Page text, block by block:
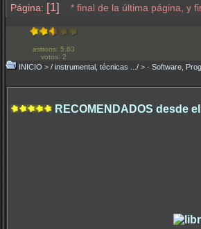
Página: [1] * final de la última página, y
astrons: 5.63
votos: 2
INICIO > / instrumental, técnicas .../ > · Software,
RECOMENDADOS desde